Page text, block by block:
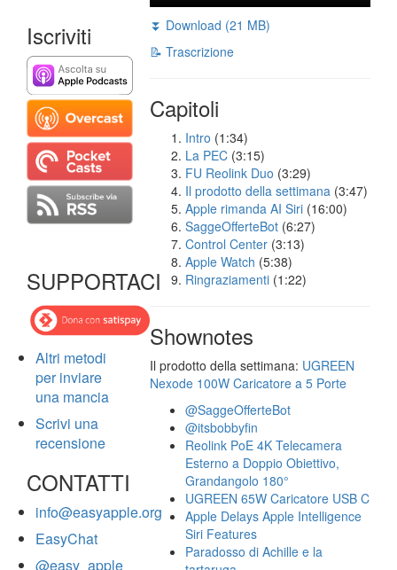
Iscriviti
SUPPORTACI
Altri metodi
per inviare
una mancia
Scrivi una
recensione
CONTATTI
info@easyapple.org
EasyChat
@easy_apple
⏬ Download (21 MB)
📝 Trascrizione
Capitoli
Intro (1:34)
La PEC (3:15)
FU Reolink Duo (3:29)
Il prodotto della settimana (3:47)
Apple rimanda AI Siri (16:00)
SaggeOfferteBot (6:27)
Control Center (3:13)
Apple Watch (5:38)
Ringraziamenti (1:22)
Shownotes
Il prodotto della settimana: UGREEN
Nexode 100W Caricatore a 5 Porte
@SaggeOfferteBot
@itsbobbyfin
Reolink PoE 4K Telecamera
Esterno a Doppio Obiettivo,
Grandangolo 180°
UGREEN 65W Caricatore USB C
Apple Delays Apple Intelligence
Siri Features
Paradosso di Achille e la